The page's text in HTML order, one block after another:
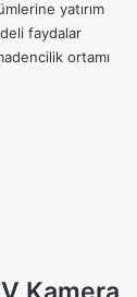
yatırım
faydalar
ortamı